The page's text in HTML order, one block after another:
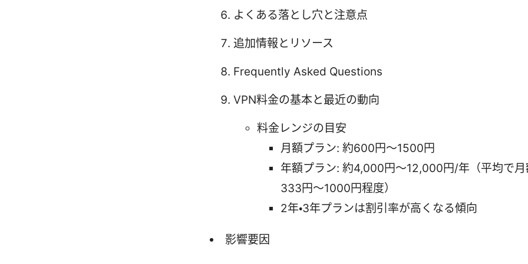
よくある落とし穴と注意点
追加情報とリソース
Frequently Asked Questions
VPN料金の基本と最近の動向
料金レンジの目安
月額プラン: 約600円～1500円
年額プラン: 約4,000円～12,000円/年（平均で月
333円～1000円程度）
2年・3年プランは割引率が高くなる傾向
影響要因